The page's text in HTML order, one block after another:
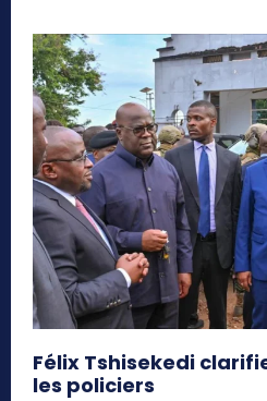
Félix Tshisekedi
les policiers